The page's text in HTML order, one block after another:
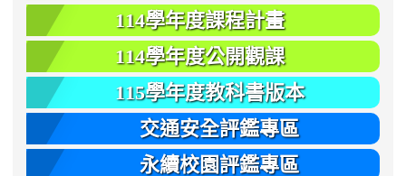
114學年度課程計畫
114學年度公開觀課
115學年度教科書版本
交通安全評鑑專區
永續校園評鑑專區